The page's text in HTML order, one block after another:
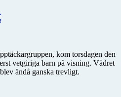
kom torsdagen den
vetgiriga barn på visning. Vädret
ändå ganska trevligt.